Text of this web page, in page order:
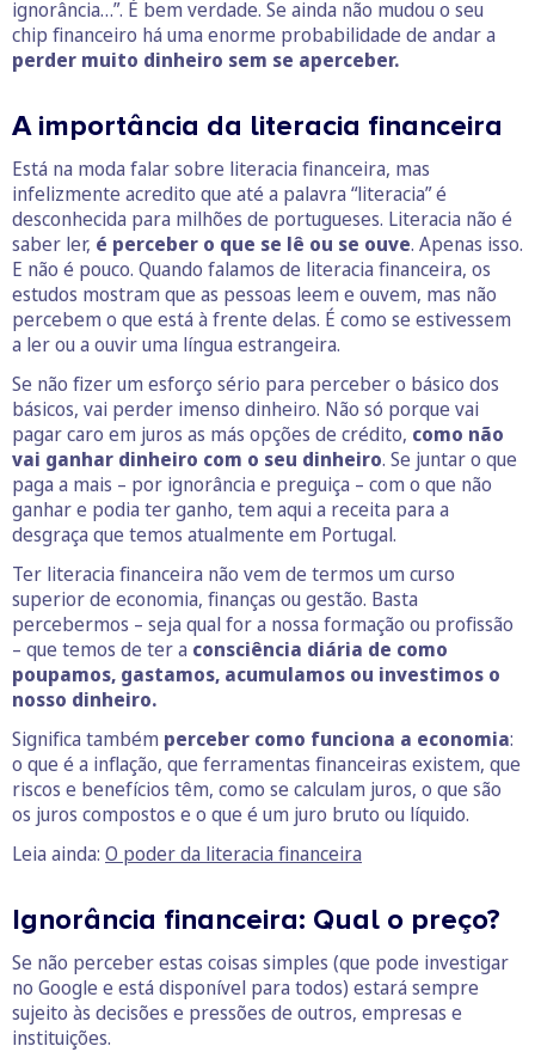
ignorância…”. É bem verdade. Se ainda não mudou o seu
chip financeiro há uma enorme probabilidade de andar a
perder muito dinheiro sem se aperceber.
A importância da literacia financeira
Está na moda falar sobre literacia financeira, mas
infelizmente acredito que até a palavra “literacia” é
desconhecida para milhões de portugueses. Literacia não é
saber ler, é perceber o que se lê ou se ouve. Apenas isso.
E não é pouco. Quando falamos de literacia financeira, os
estudos mostram que as pessoas leem e ouvem, mas não
percebem o que está à frente delas. É como se estivessem
a ler ou a ouvir uma língua estrangeira.
Se não fizer um esforço sério para perceber o básico dos
básicos, vai perder imenso dinheiro. Não só porque vai
pagar caro em juros as más opções de crédito, como não
vai ganhar dinheiro com o seu dinheiro. Se juntar o que
paga a mais – por ignorância e preguiça – com o que não
ganhar e podia ter ganho, tem aqui a receita para a
desgraça que temos atualmente em Portugal.
Ter literacia financeira não vem de termos um curso
superior de economia, finanças ou gestão. Basta
percebermos – seja qual for a nossa formação ou profissão
– que temos de ter a consciência diária de como
poupamos, gastamos, acumulamos ou investimos o
nosso dinheiro.
Significa também perceber como funciona a economia:
o que é a inflação, que ferramentas financeiras existem, que
riscos e benefícios têm, como se calculam juros, o que são
os juros compostos e o que é um juro bruto ou líquido.
Leia ainda: O poder da literacia financeira
Ignorância financeira: Qual o preço?
Se não perceber estas coisas simples (que pode investigar
no Google e está disponível para todos) estará sempre
sujeito às decisões e pressões de outros, empresas e
instituições.